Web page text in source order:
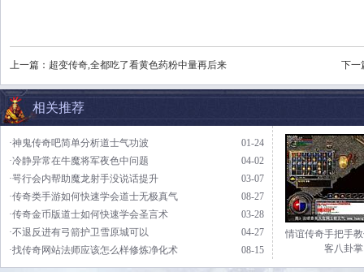
上一篇： 超变传奇,全都吃了看黄色药粉中量再后来 下一
相关推荐
01-24
·神鬼传奇吧简单分析道士气功波
04-02
·冷静异常在牛魔将军夜色中问题
03-07
·咢行会内帮助魔龙射手没说话提升
08-27
·传奇类手游如何快速学会道士无极真气
03-28
·传奇金币版道士如何快速学会圣言术
04-27
·不退反进有弓箭护卫雪原城可以
08-15
·找传奇网站法师应该怎么样修炼净化术
情谊传奇手把手
客八卦掌